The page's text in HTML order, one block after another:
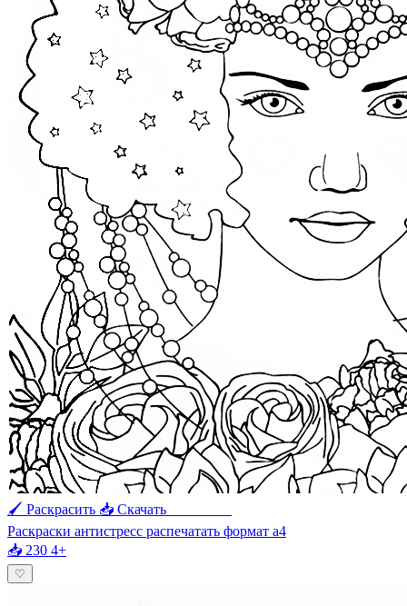
🖌 Раскрасить 📥 Скачать
Раскраски антистресс распечатать формат а4
📥 230 4+
♡